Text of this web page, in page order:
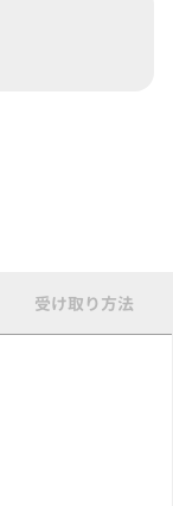
受け取り方法